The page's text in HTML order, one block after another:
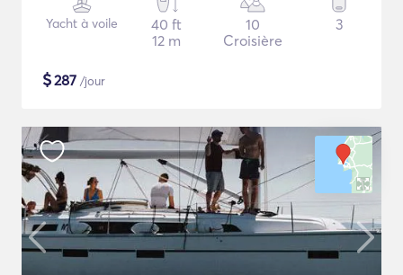
Yacht à voile
40 ft
12 m
10
Croisière
3
$287 /jour